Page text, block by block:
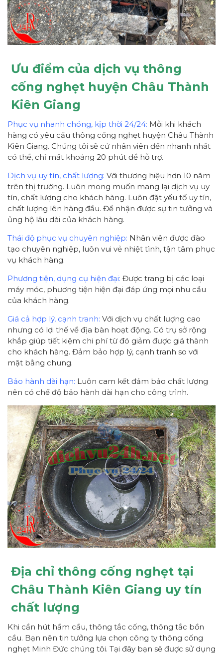
Ưu điểm của dịch vụ thông
cống nghẹt huyện Châu Thành
Kiên Giang
Phục vụ nhanh chóng, kịp thời 24/24: Mỗi khi khách
hàng có yêu cầu thông cống nghẹt huyện Châu Thành
Kiên Giang. Chúng tôi sẽ cử nhân viên đến nhanh nhất
có thể, chỉ mất khoảng 20 phút để hỗ trợ.
Dịch vụ uy tín, chất lượng: Với thương hiệu hơn 10 năm
trên thị trường. Luôn mong muốn mang lại dịch vụ uy
tín, chất lượng cho khách hàng. Luôn đặt yếu tố uy tín,
chất lượng lên hàng đầu. Để nhận được sự tin tưởng và
ủng hộ lâu dài của khách hàng.
Thái độ phục vụ chuyên nghiệp: Nhân viên được đào
tạo chuyên nghiệp, luôn vui vẻ nhiệt tình, tận tâm phục
vụ khách hàng.
Phương tiện, dụng cụ hiện đại: Được trang bị các loại
máy móc, phương tiện hiện đại đáp ứng mọi nhu cầu
của khách hàng.
Giá cả hợp lý, cạnh tranh: Với dịch vụ chất lượng cao
nhưng có lợi thế về địa bàn hoạt động. Có trụ sở rộng
khắp giúp tiết kiệm chi phí từ đó giảm được giá thành
cho khách hàng. Đảm bảo hợp lý, cạnh tranh so với
mặt bằng chung.
Bảo hành dài hạn: Luôn cam kết đảm bảo chất lượng
nên có chế độ bảo hành dài hạn cho công trình.
Địa chỉ thông cống nghẹt tại
Châu Thành Kiên Giang uy tín
chất lượng
Khi cần hút hầm cầu, thông tắc cống, thông tắc bồn
cầu. Bạn nên tin tưởng lựa chọn công ty thông cống
nghẹt Minh Đức chúng tôi. Tại đây bạn sẽ được sử dụng